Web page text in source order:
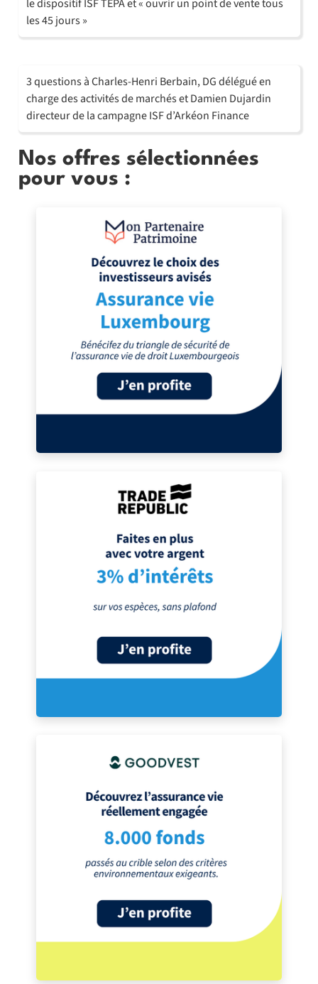
le dispositif ISF TEPA et « ouvrir un point de vente tous
les 45 jours »
3 questions à Charles-Henri Berbain, DG délégué en
charge des activités de marchés et Damien Dujardin
directeur de la campagne ISF d’Arkéon Finance
Nos offres sélectionnées
pour vous :